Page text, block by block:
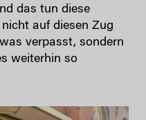
das tun diese
auf diesen Zug
verpasst, sondern
weiterhin so